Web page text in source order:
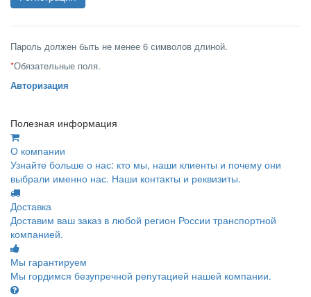
Пароль должен быть не менее 6 символов длиной.
*Обязательные поля.
Авторизация
Полезная информация
О компании
Узнайте больше о нас: кто мы, наши клиенты и почему они
выбрали именно нас. Наши контакты и реквизиты.
Доставка
Доставим ваш заказ в любой регион России транспортной
компанией.
Мы гарантируем
Мы гордимся безупречной репутацией нашей компании.